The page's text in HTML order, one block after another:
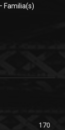
Familia(s)
170